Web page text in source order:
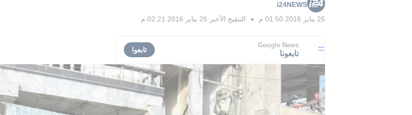
i24NEWS
26 يناير 2016 01:50 م
■ التنقيح الأخير 26 يناير 2016 02:21 م
Google News
تابعونا تابعوا